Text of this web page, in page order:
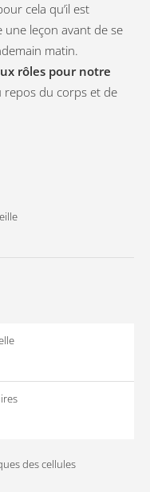
cela qu’il est
une leçon avant de se
matin.
rôles pour notre
repos du corps et de
des cellules